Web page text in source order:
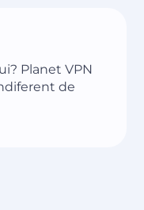
Planet VPN
de